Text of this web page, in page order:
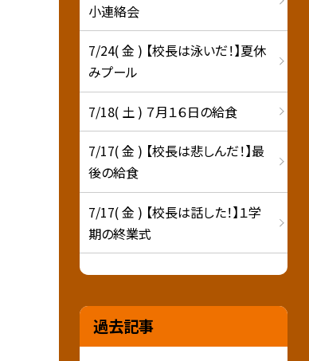
小連絡会
7/24( 金 ) 【校長は泳いだ！】夏休
みプール
7/18( 土 ) ７月１６日の給食
7/17( 金 ) 【校長は悲しんだ！】最
後の給食
7/17( 金 ) 【校長は話した！】１学
期の終業式
過去記事